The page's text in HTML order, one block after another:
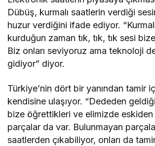
Dübüş, kurmalı saatlerin verdiği
huzur verdiğini ifade ediyor.
kurduğun zaman tık, tık, tık sesi
Biz onları seviyoruz ama teknoloji
gidiyor” diyor.
Türkiye’nin dört bir yanından tamir
kendisine ulaşıyor. “Dededen
bize öğrettikleri ve elimizde eskiden
parçalar da var. Bulunmayan
saatlerden çıkabiliyor, onları da